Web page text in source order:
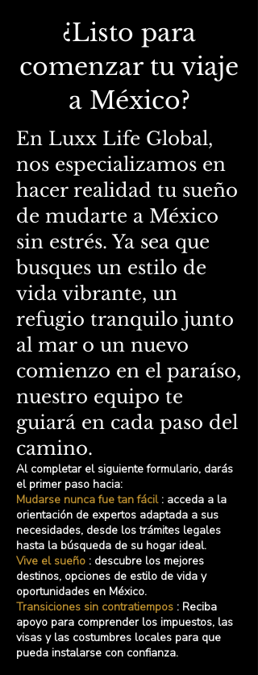
¿Listo para
comenzar tu viaje
a México?
En Luxx Life Global,
nos especializamos en
hacer realidad tu sueño
de mudarte a México
sin estrés. Ya sea que
busques un estilo de
vida vibrante, un
refugio tranquilo junto
al mar o un nuevo
comienzo en el paraíso,
nuestro equipo te
guiará en cada paso del
camino.
Al completar el siguiente formulario, darás
el primer paso hacia:
Mudarse nunca fue tan fácil : acceda a la
orientación de expertos adaptada a sus
necesidades, desde los trámites legales
hasta la búsqueda de su hogar ideal.
Vive el sueño : descubre los mejores
destinos, opciones de estilo de vida y
oportunidades en México.
Transiciones sin contratiempos : Reciba
apoyo para comprender los impuestos, las
visas y las costumbres locales para que
pueda instalarse con confianza.